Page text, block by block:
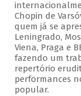
Chopin de
quem já se
Leningrado,
Viena, Praga e
fazendo um
repertório
performances
popular.